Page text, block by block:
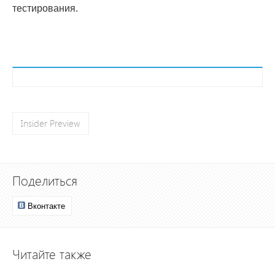
тестирования.
Insider Preview
Поделиться
Вконтакте
Читайте также